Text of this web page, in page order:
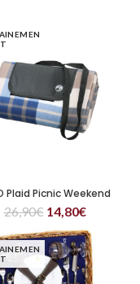
T
Plaid Picnic Weekend
26,90€ 14,80€
T